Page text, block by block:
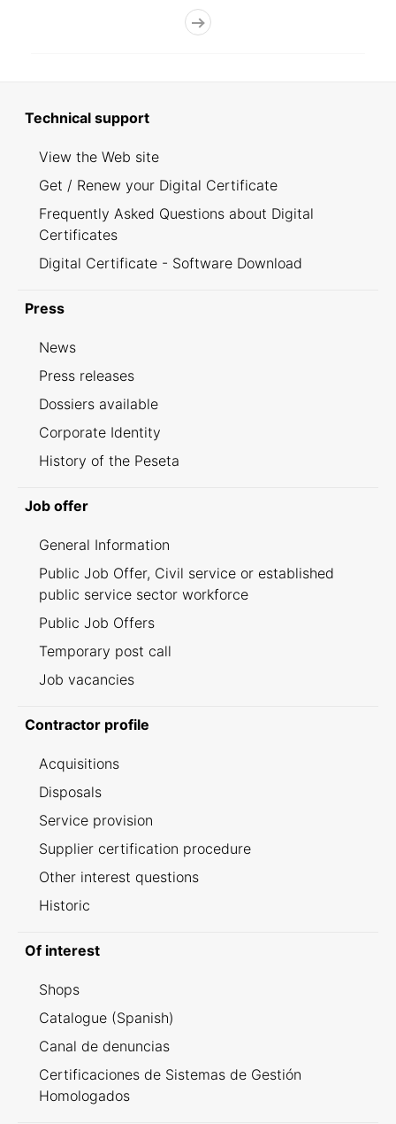
Technical support
View the Web site
Get / Renew your Digital Certificate
Frequently Asked Questions about Digital
Certificates
Digital Certificate - Software Download
Press
News
Press releases
Dossiers available
Corporate Identity
History of the Peseta
Job offer
General Information
Public Job Offer, Civil service or established
public service sector workforce
Public Job Offers
Temporary post call
Job vacancies
Contractor profile
Acquisitions
Disposals
Service provision
Supplier certification procedure
Other interest questions
Historic
Of interest
Shops
Catalogue (Spanish)
Canal de denuncias
Certificaciones de Sistemas de Gestión
Homologados